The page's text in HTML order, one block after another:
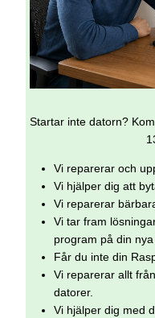
Startar inte datorn?
Vi reparerar och
Vi hjälper dig att
Vi reparerar
Vi tar fram
program på din
Får du inte din
Vi reparerar allt
datorer.
Vi hjälper dig med